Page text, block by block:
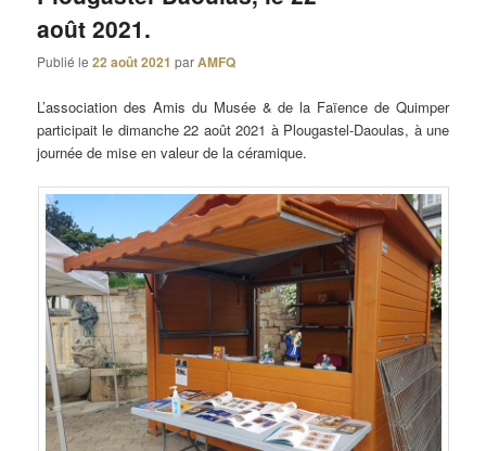
août 2021.
Publié le22 août 2021 parAMFQ
L’association des Amis du Musée & de la Faïence de Quimper
participait le dimanche 22 août 2021 à Plougastel-Daoulas, à une
journée de mise en valeur de la céramique.